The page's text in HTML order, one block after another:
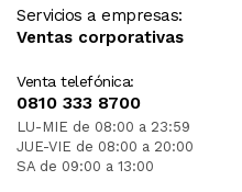
Servicios a empresas:
Ventas corporativas
Venta telefónica:
0810 333 8700
LU-MIE de 08:00 a 23:59
JUE-VIE de 08:00 a 20:00
SA de 09:00 a 13:00